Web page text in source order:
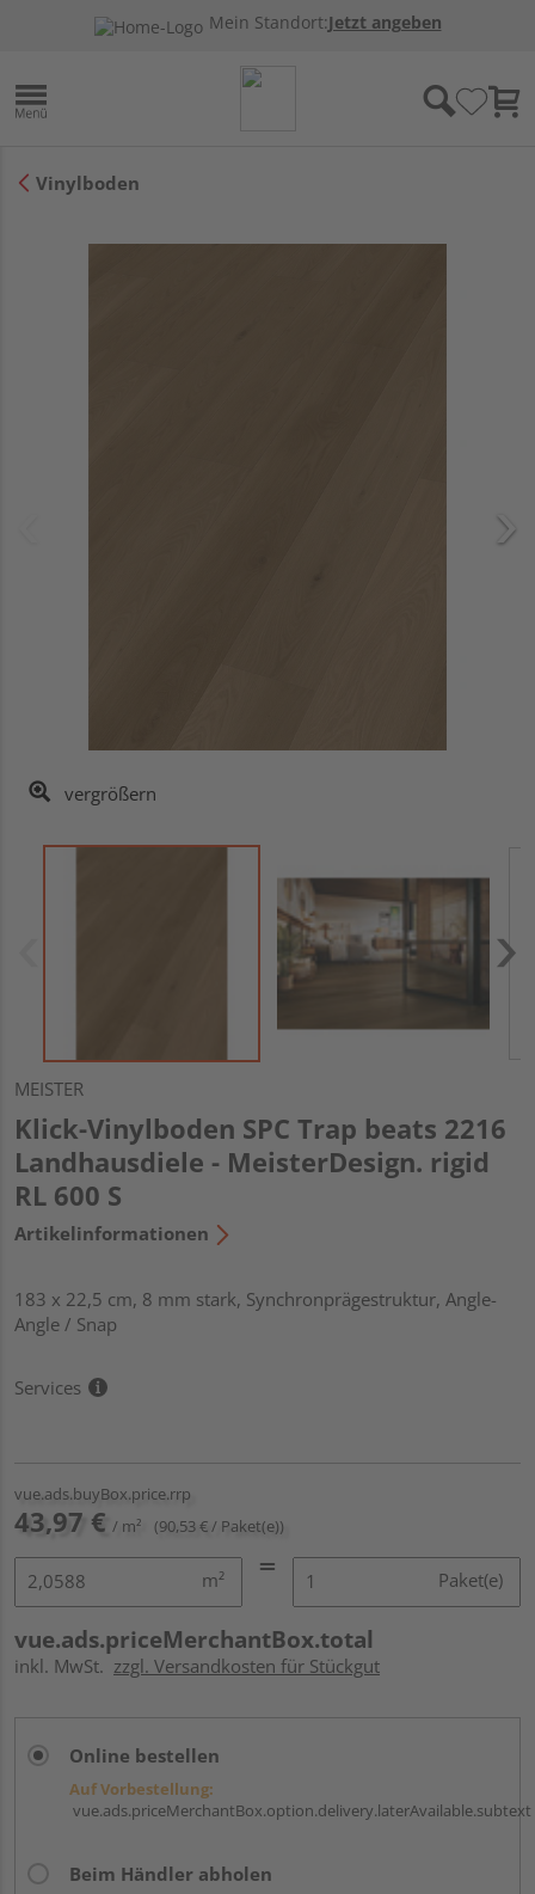
Mein Standort:Jetzt angeben
Vinylboden
vergrößern
MEISTER
Klick-Vinylboden SPC Trap beats 2216
Landhausdiele - MeisterDesign. rigid
RL 600 S
Artikelinformationen
183 x 22,5 cm, 8 mm stark, Synchronprägestruktur, Angle-
Angle / Snap
Services
vue.ads.buyBox.price.rrp
43,97 € / m² (90,53 € / Paket(e))
m² Paket(e)
vue.ads.priceMerchantBox.total
inkl. MwSt. zzgl. Versandkosten für Stückgut
Online bestellen
Auf Vorbestellung:
vue.ads.priceMerchantBox.option.delivery.laterAvailable.subtext
Beim Händler abholen